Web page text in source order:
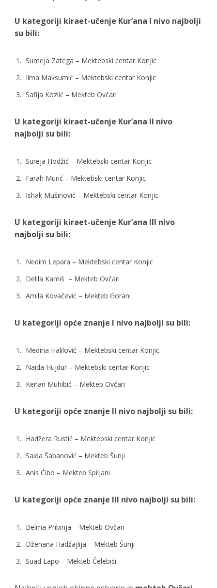
U kategoriji kiraet-učenje Kur’ana I nivo najbolji
su bili:
Sumeja Zatega – Mektebski centar Konjic
Ilma Maksumić – Mektebski centar Konjic
Safija Kozlić – Mekteb Ovčari
U kategoriji kiraet-učenje Kur’ana II nivo
najbolji su bili:
Sureja Hodžić – Mektebski centar Konjic
Farah Murić – Mektebski centar Konjic
Ishak Mušinović – Mektebski centar Konjic
U kategoriji kiraet-učenje Kur’ana III nivo
najbolji su bili:
Nedim Lepara – Mektebski centar Konjic
Delila Kamiš – Mekteb Ovčari
Amila Kovačević – Mekteb Gorani
U kategoriji opće znanje I nivo najbolji su bili:
Medina Halilović – Mektebski centar Konjic
Naida Hujdur – Mektebski centar Konjic
Kenan Muhibić – Mekteb Ovčari
U kategoriji opće znanje II nivo najbolji su bili:
Hadžera Rustić – Mektebski centar Konjic
Saida Šabanović – Mekteb Šunji
Anis Ćibo – Mekteb Spiljani
U kategoriji opće znanje III nivo najbolji su bili:
Belma Pribinja – Mekteb Ovčari
Dženana Hadžajlija – Mekteb Šunji
Suad Lapo – Mekteb Čelebići